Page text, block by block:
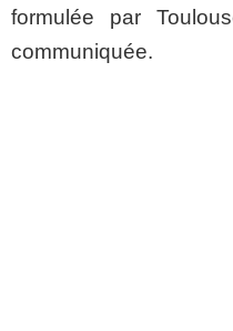
formulée par
communiquée.